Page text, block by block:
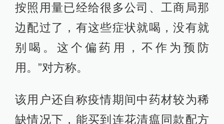
按照用量已经给很多公司、工商局那
边配过了，有这些症状就喝，没有就
别喝。这个偏药用，不作为预防
用。”对方称。
该用户还自称疫情期间中药材较为稀
缺情况下，能买到连花清瘟同款配方